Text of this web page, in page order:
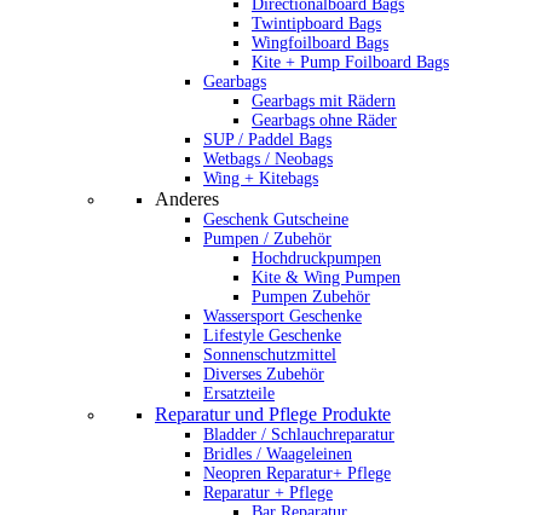
Directionalboard Bags
Twintipboard Bags
Wingfoilboard Bags
Kite + Pump Foilboard Bags
Gearbags
Gearbags mit Rädern
Gearbags ohne Räder
SUP / Paddel Bags
Wetbags / Neobags
Wing + Kitebags
Anderes
Geschenk Gutscheine
Pumpen / Zubehör
Hochdruckpumpen
Kite & Wing Pumpen
Pumpen Zubehör
Wassersport Geschenke
Lifestyle Geschenke
Sonnenschutzmittel
Diverses Zubehör
Ersatzteile
Reparatur und Pflege Produkte
Bladder / Schlauchreparatur
Bridles / Waageleinen
Neopren Reparatur+ Pflege
Reparatur + Pflege